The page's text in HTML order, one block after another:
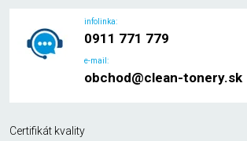
infolinka:
0911 771 779
e-mail:
obchod@clean-tonery.sk
Certifikát kvality